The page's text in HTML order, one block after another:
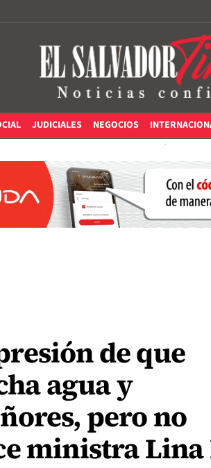
JUDICIALES NEGOCIOS
de que
agua y
pero no
ministra Lina